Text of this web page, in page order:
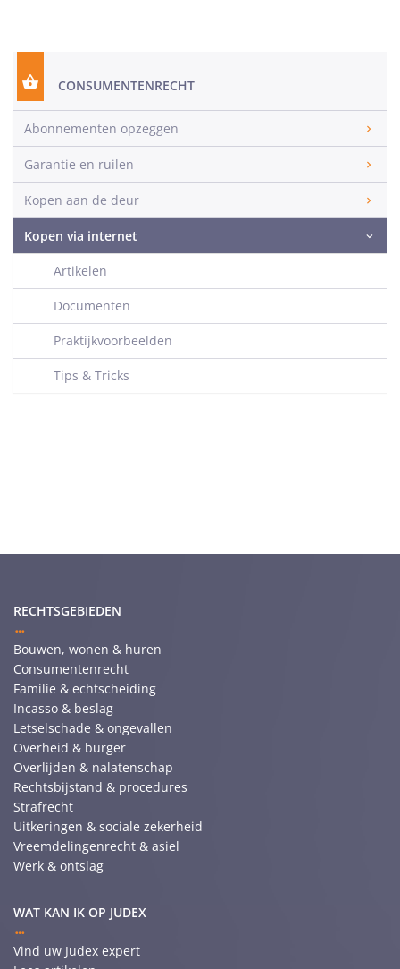
CONSUMENTENRECHT
Abonnementen opzeggen
Garantie en ruilen
Kopen aan de deur
Kopen via internet
Artikelen
Documenten
Praktijkvoorbeelden
Tips & Tricks
RECHTSGEBIEDEN
Bouwen, wonen & huren
Consumentenrecht
Familie & echtscheiding
Incasso & beslag
Letselschade & ongevallen
Overheid & burger
Overlijden & nalatenschap
Rechtsbijstand & procedures
Strafrecht
Uitkeringen & sociale zekerheid
Vreemdelingenrecht & asiel
Werk & ontslag
WAT KAN IK OP JUDEX
Vind uw Judex expert